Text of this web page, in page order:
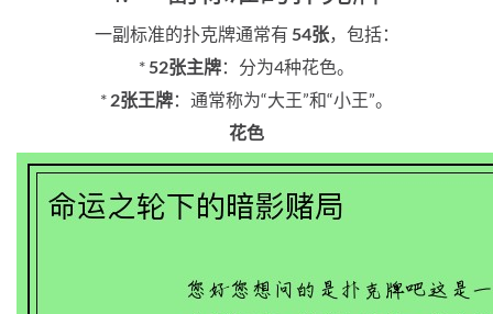
一副标准的扑克牌通常有 54张，包括：
*52张主牌：分为4种花色。
* 2张王牌：通常称为“大王”和“小王”。
花色